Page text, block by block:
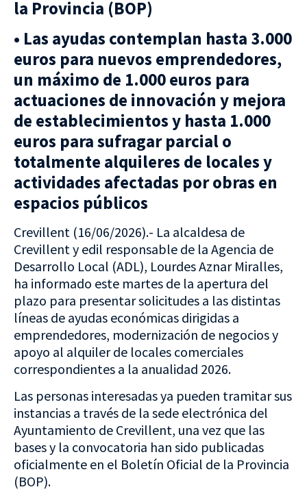
la Provincia (BOP)
• Las ayudas contemplan hasta 3.000
euros para nuevos emprendedores,
un máximo de 1.000 euros para
actuaciones de innovación y mejora
de establecimientos y hasta 1.000
euros para sufragar parcial o
totalmente alquileres de locales y
actividades afectadas por obras en
espacios públicos
Crevillent (16/06/2026).- La alcaldesa de
Crevillent y edil responsable de la Agencia de
Desarrollo Local (ADL), Lourdes Aznar Miralles,
ha informado este martes de la apertura del
plazo para presentar solicitudes a las distintas
líneas de ayudas económicas dirigidas a
emprendedores, modernización de negocios y
apoyo al alquiler de locales comerciales
correspondientes a la anualidad 2026.
Las personas interesadas ya pueden tramitar sus
instancias a través de la sede electrónica del
Ayuntamiento de Crevillent, una vez que las
bases y la convocatoria han sido publicadas
oficialmente en el Boletín Oficial de la Provincia
(BOP).